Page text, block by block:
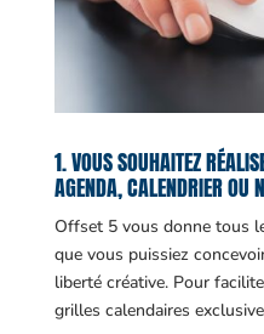
1. VOUS SOUHAITEZ
AGENDA, CALENDRIER OU
Offset 5 vous donne tous
que vous puissiez
liberté créative. Pour
grilles calendaires